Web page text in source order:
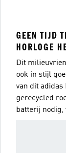
GEEN TIJD
HORLOGE
Dit
ook in stijl
van dit adidas
gerecycled
batterij nodig,